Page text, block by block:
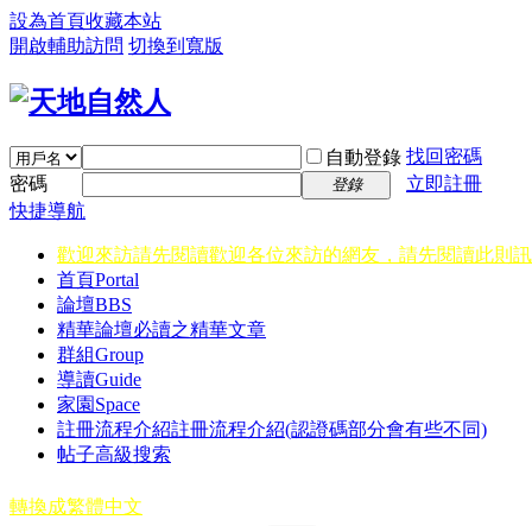
設為首頁收藏本站
開啟輔助訪問 切換到寬版
自動登錄 找回密碼
密碼
登錄
立即註冊
快捷導航
歡迎來訪請先閱讀歡迎各位來訪的網友，請先閱讀此則
首頁Portal
論壇BBS
精華論壇必讀之精華文章
群組Group
導讀Guide
家園 Space
註冊流程介紹註冊流程介紹(認證碼部分會有些不同)
帖子高級搜索
轉換成繁體中文